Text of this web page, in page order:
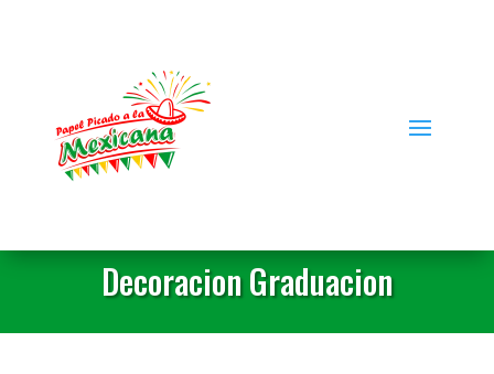
Decoracion Graduacion